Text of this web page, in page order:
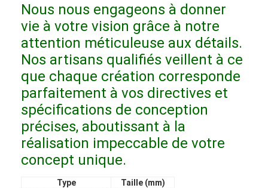
Meubles de bureau
Mobilier fixe
Meubles tapissés
Nous nous engageons à donner
vie à votre vision grâce à notre
attention méticuleuse aux détails.
Nos artisans qualifiés veillent à ce
que chaque création corresponde
parfaitement à vos directives et
spécifications de conception
précises, aboutissant à la
réalisation impeccable de votre
concept unique.
Type
Taille (mm)